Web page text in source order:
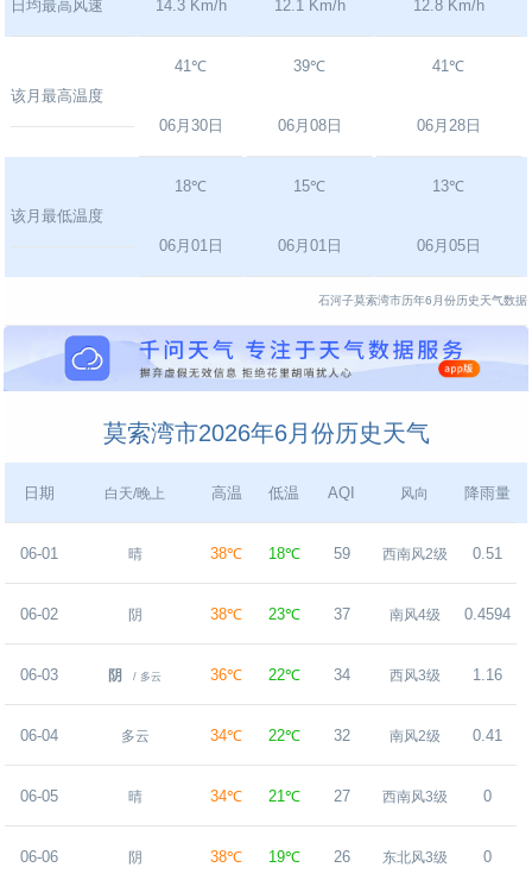
日均最高风速 14.3 Km/h 12.1 Km/h 12.8 Km/h
该月最高温度
41℃
06月30日
39℃
06月08日
41℃
06月28日
该月最低温度
18℃
06月01日
15℃
06月01日
13℃
06月05日
石河子莫索湾市历年6月份历史天气数据
莫索湾市2026年6月份历史天气
日期 白天/晚上 高温 低温 AQI 风向 降雨量
06-01 晴 38℃ 18℃ 59 西南风2级 0.51
06-02 阴 38℃ 23℃ 37 南风4级 0.4594
06-03 阴 / 多云 36℃ 22℃ 34 西风3级 1.16
06-04 多云 34℃ 22℃ 32 南风2级 0.41
06-05 晴 34℃ 21℃ 27 西南风3级 0
06-06 阴 38℃ 19℃ 26 东北风3级 0